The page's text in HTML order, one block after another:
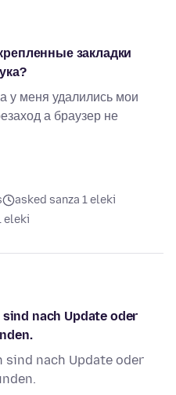
закладки
у меня удалились мои
а браузер не
asked sanza 1 eleki
eleki
nach Update oder
sind nach Update oder